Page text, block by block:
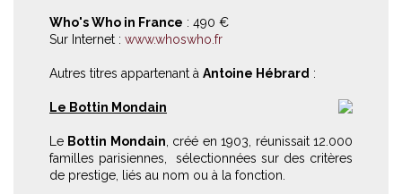
Who's Who in France : 490 €
Sur Internet : www.whoswho.fr
Autres titres appartenant à Antoine Hébrard :
Le Bottin Mondain
Le Bottin Mondain , créé en 1903, réunissait 12.000
familles parisiennes, sélectionnées sur des critères
de prestige, liés au nom ou à la fonction.